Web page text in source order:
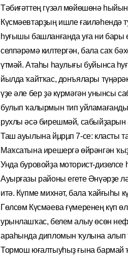
Тәбиғәттең гүзәл мөйөшөнә
Күсмәевтарҙың ишле ғаиләһендә
һуғышы башланғанда уға ни
селпәрәмә килтергән, бала саҡ
үтмәй. Атаһы һаулығы бу­йынса
йылда ҡайтҡас, донъялары
үҙе әле бер ҙә күрмәгән унынсы
булып ҡалырмын тип
рухлы әсә бирешмәй, сабыйҙарын
Таш ауылына йµрµп 7-се: класты
Маҡсатына ирешергә өйрәнгән
Унда буровойҙа моторист-
Ауырғазы районы егете Әнүәрҙе
итә. Күпме михнәт, бала ҡайғыһы
Гөлсөм Күсмәева ғүмеренең күп
урынлашҡас, белем алыу өсөн
араһында дипломын ҡулына алып
Тормош юғалтыуһыҙ ғына бармай